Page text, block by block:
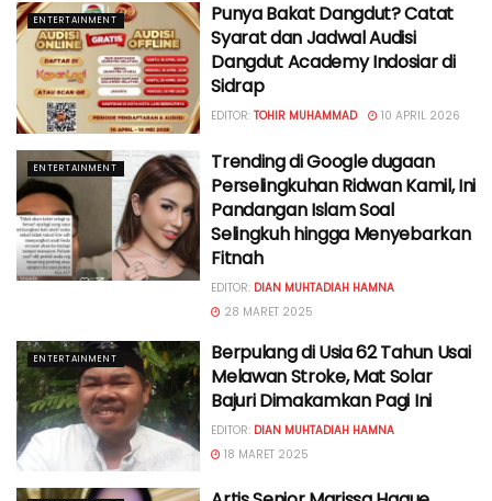
ENTERTAINMENT
Punya Bakat Dangdut? Catat
Syarat dan Jadwal Audisi
Dangdut Academy Indosiar di
Sidrap
EDITOR: TOHIR MUHAMMAD 10 APRIL 2026
ENTERTAINMENT
Trending di Google dugaan
Perselingkuhan Ridwan Kamil, Ini
Pandangan Islam Soal
Selingkuh hingga Menyebarkan
Fitnah
EDITOR: DIAN MUHTADIAH HAMNA
28 MARET 2025
ENTERTAINMENT
Berpulang di Usia 62 Tahun Usai
Melawan Stroke, Mat Solar
Bajuri Dimakamkan Pagi Ini
EDITOR: DIAN MUHTADIAH HAMNA
18 MARET 2025